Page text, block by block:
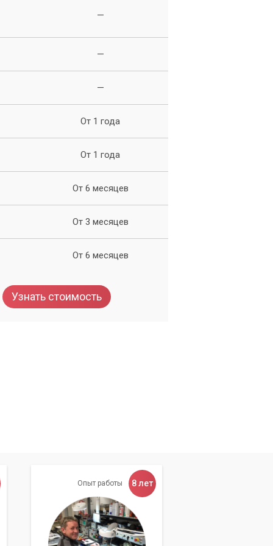
с
—
—
—
От 1 года
От 1 года
От 6 месяцев
От 3 месяцев
От 6 месяцев
Узнать стоимость
Опыт работы 8 лет